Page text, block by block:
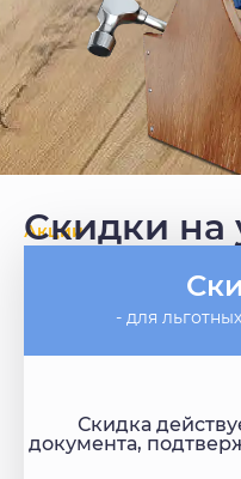
Акции
Скидки на
- для
Скидка
документа,